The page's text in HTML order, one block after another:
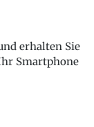
erhalten Sie
Smartphone